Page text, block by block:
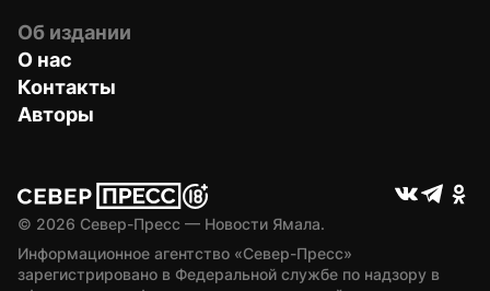
Об издании
О нас
Контакты
Авторы
© 2026 Север-Пресс — Новости Ямала.
Информационное агентство «Север-Пресс»
зарегистрировано в Федеральной службе по надзору в